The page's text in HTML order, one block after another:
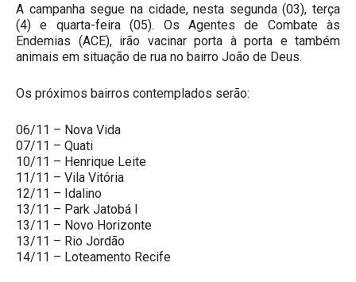
A campanha segue na cidade, nesta segunda (03), terça
(4) e quarta-feira (05). Os Agentes de Combate às
Endemias (ACE), irão vacinar porta à porta e também
animais em situação de rua no bairro João de Deus.
Os próximos bairros contemplados serão:
06/11 – Nova Vida
07/11 – Quati
10/11 – Henrique Leite
11/11 – Vila Vitória
12/11 – Idalino
13/11 – Park Jatobá I
13/11 – Novo Horizonte
13/11 – Rio Jordão
14/11 – Loteamento Recife